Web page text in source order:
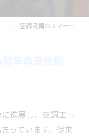
空調設備のスマート化による効率改善技術
進展し、空調工事
っています。従来